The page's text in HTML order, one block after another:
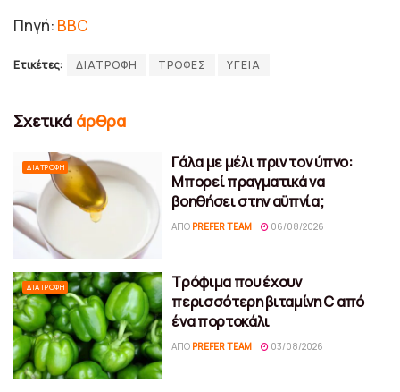
Πηγή: BBC
Ετικέτες: ΔΙΑΤΡΟΦΗ ΤΡΟΦΕΣ ΥΓΕΙΑ
Σχετικά άρθρα
ΔΙΑΤΡΟΦΉ
Γάλα με μέλι πριν τον ύπνο:
Μπορεί πραγματικά να
βοηθήσει στην αϋπνία;
ΑΠΌ PREFER TEAM 06/08/2026
ΔΙΑΤΡΟΦΉ
Τρόφιμα που έχουν
περισσότερη βιταμίνη C από
ένα πορτοκάλι
ΑΠΌ PREFER TEAM 03/08/2026